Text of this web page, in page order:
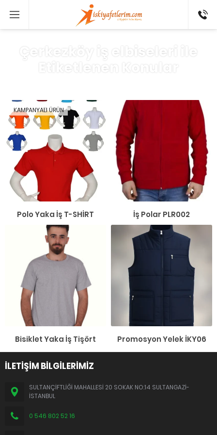
802 52
Çerkezköy iş elbiseleri ile
Etiketlenen Konular
KAMPANYALI ÜRÜN
Polo Yaka İş T-SHİRT İş Polar PLR002
Bisiklet Yaka İş Tişört Promosyon Yelek İKY06
İLETİŞİM BİLGİLERİMİZ
SULTANÇİFTLİĞİ MAHALLESİ 20 SOKAK NO:14 SULTANGAZİ-
İSTANBUL
0 546 802 52 16